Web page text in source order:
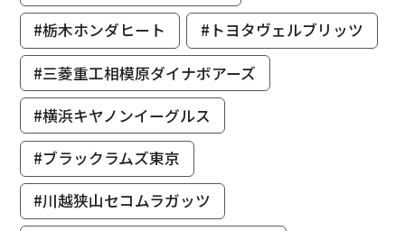
#栃木ホンダヒート
#トヨタヴェルブリッツ
#三菱重工相模原ダイナボアーズ
#横浜キヤノンイーグルス
#ブラックラムズ東京
#川越狭山セコムラガッツ